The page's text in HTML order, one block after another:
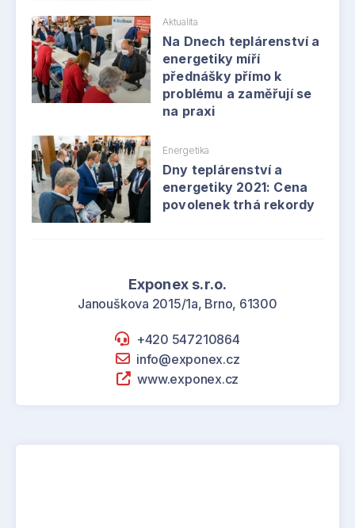
Aktualita
Na Dnech teplárenství a
energetiky míří
přednášky přímo k
problému a zaměřují se
na praxi
Energetika
Dny teplárenství a
energetiky 2021: Cena
povolenek trhá rekordy
Exponex s.r.o.
Janouškova 2015/1a, Brno, 61300
+420 547210864
info@exponex.cz
www.exponex.cz